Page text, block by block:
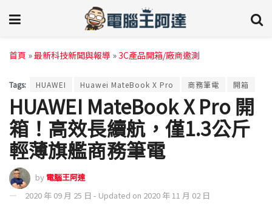
首頁 »最新科技新聞與報導 »3C產品開箱/廠商邀測
Tags: HUAWEI Huawei MateBook X Pro 商務筆電 開箱
HUAWEI MateBook X Pro 開
箱！高效長續航，僅1.3公斤
輕薄旗艦商務筆電
by 電腦王阿達
2020 年 09 月 25 日 - Updated on 2020 年 11 月 02 日